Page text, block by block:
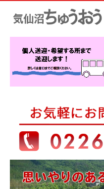
教習案内
教習料金
よくある質問
各種講習のご案内
技能講習
交通安全講習